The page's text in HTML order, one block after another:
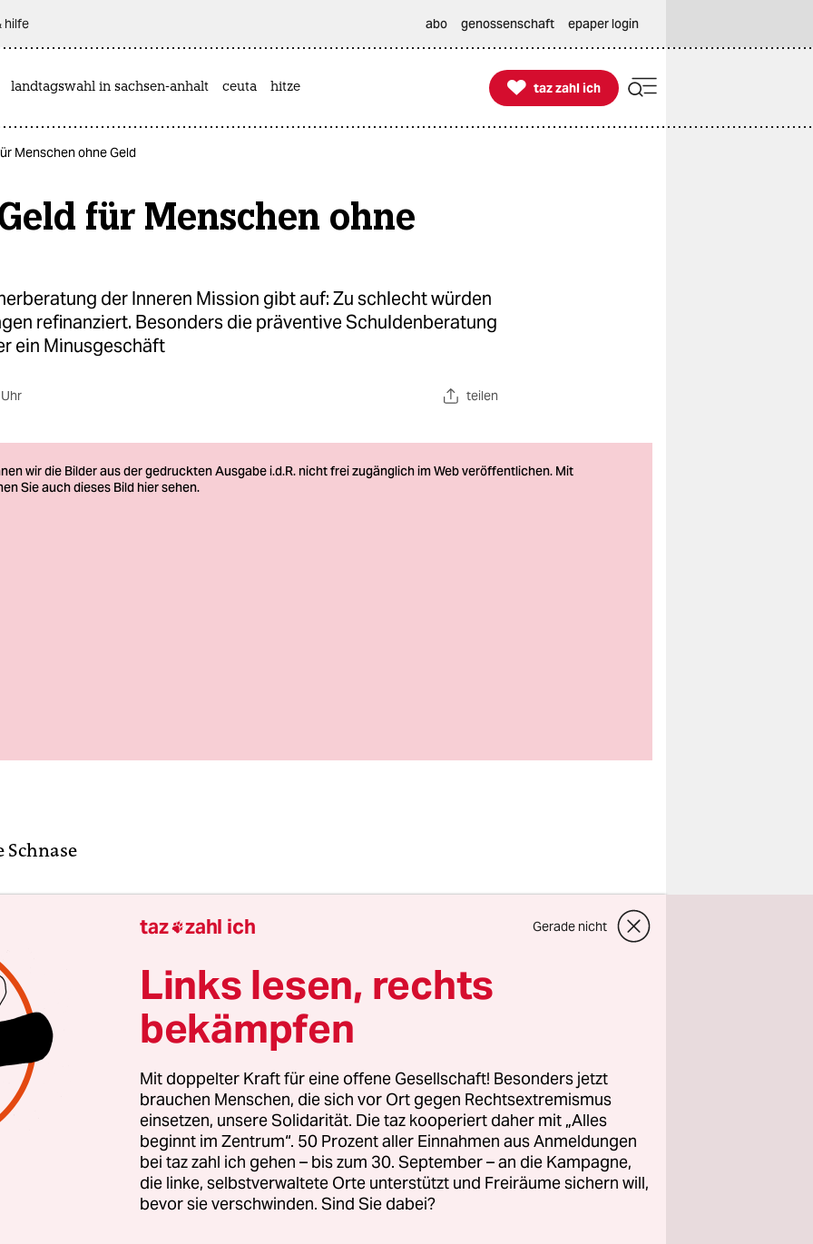
hilfe abo genossenschaft epaper login
landtagswahl in sachsen-anhalt ceuta hitze 
taz zahl ich
taz zahl ich
Menschen ohne Geld
für Menschen ohne
der Inneren Mission gibt auf: Zu schlecht würden
refinanziert. Besonders die präventive Schuldenberatung
ein Minusgeschäft
teilen
Schnase
im vergangenen Jahr noch weiter angestiegen, so das
„Schuldenatlas“, den die Wirtschaftsauskunftei
jedes Jahr herausgibt. Trotzdem schließt nun nach über
Schuldnerberatungsstelle der Inneren Mission: Laut
werden die Kosten für die Beratungsstelle nicht
refinanziert.
Menschen im Land Bremen können mit ihren
ihre monatlichen Gesamtausgaben nicht mehr decken.
einer Überschuldungsquote von 13,97 Prozent und, wie
dem traurigen letzten Platz im bundesweiten
taz zahl ich Gerade nicht
Links lesen, rechts
bekämpfen
Mit doppelter Kraft für eine offene Gesellschaft! Besonders jetzt
brauchen Menschen, die sich vor Ort gegen Rechtsextremismus
einsetzen, unsere Solidarität. Die taz kooperiert daher mit „Alles
beginnt im Zentrum“. 50 Prozent aller Einnahmen aus Anmeldungen
bei taz zahl ich gehen – bis zum 30. September – an die Kampagne,
die linke, selbstverwaltete Orte unterstützt und Freiräume sichern will,
bevor sie verschwinden. Sind Sie dabei?